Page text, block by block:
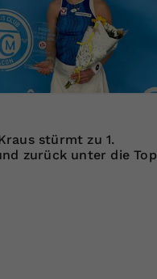
stürmt zu 1.
zurück unter die Top